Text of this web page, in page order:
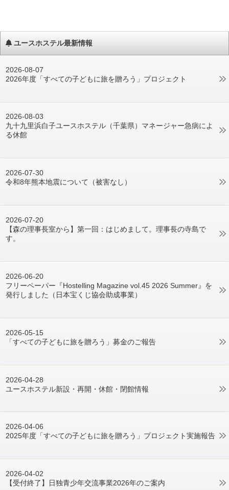
ユースホステル最新情報
2026-08-07
2026年度「すべての子どもに旅を贈ろう」プロジェクト
2026-08-03
九十九里浜白子ユースホステル（千葉県）マネージャー急病によ
る休館
2026-07-30
令和8年熊本地震について（被害なし）
2026-07-20
【森の理事長室から】第一回：はじめまして。理事長の寺島で
す。
2026-06-20
フリーペーパー『Hostelling Magazine vol.45 2026 Summer』を
発行しました（日本宝くじ協会助成事業）
2026-05-15
「すべての子どもに旅を贈ろう」募金のご報告
2026-04-28
ユースホステル新設・再開・休館・閉館情報
2026-04-06
2025年度「すべての子どもに旅を贈ろう」プロジェクト実施報告
2026-04-02
【受付終了】日独青少年交流事業2026年のご案内